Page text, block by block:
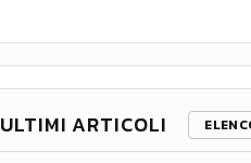
ULTIMI ARTICOLI